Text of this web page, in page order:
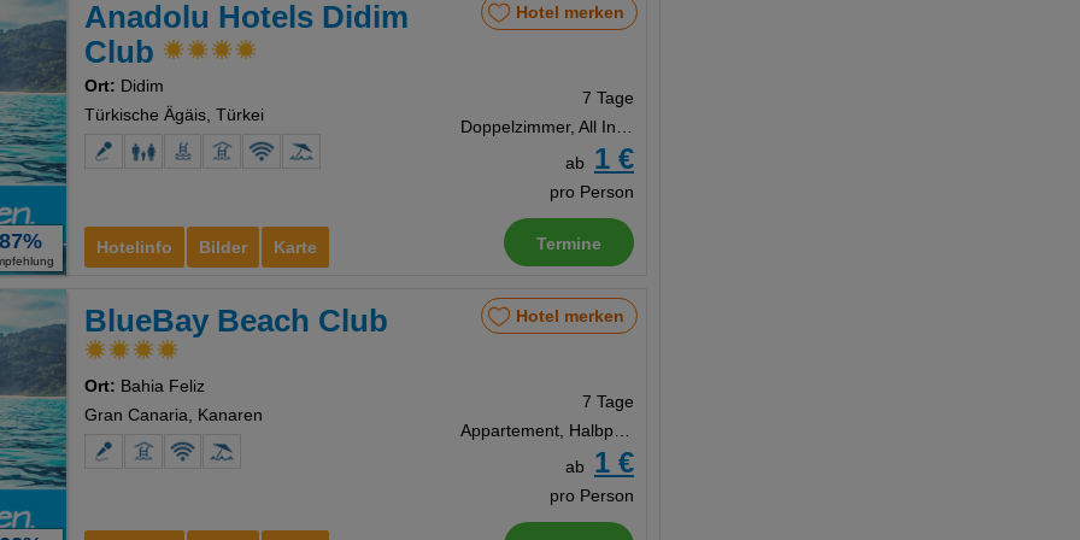
87% Hotelinfo Bilder Karte
Anadolu Hotels Didim
Club
Ort: Didim
Türkische Ägäis, Türkei
Hotel merken
7 Tage
Doppelzimmer, All Inclusive Ultra
ab
1 €
pro Person
Termine
BlueBay Beach Club
Ort: Bahia Feliz
Gran Canaria, Kanaren
Hotel merken
7 Tage
Appartement, Halbpension
ab
1 €
pro Person